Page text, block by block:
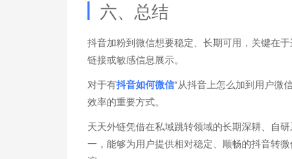
六、总结
抖音加粉到微信想要稳定、长期可用，关键在
链接或敏感信息展示。
对于有抖音如何微信“从抖音上怎么加到用户微
效率的重要方式。
天天外链凭借在私域跳转领域的长期深耕、自
一，能够为用户提供相对稳定、顺畅的抖音转